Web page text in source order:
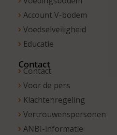
Account V-bodem
Voedselveiligheid
Educatie
Contact
Contact
Voor de pers
Klachtenregeling
Vertrouwenspersonen
ANBI-informatie